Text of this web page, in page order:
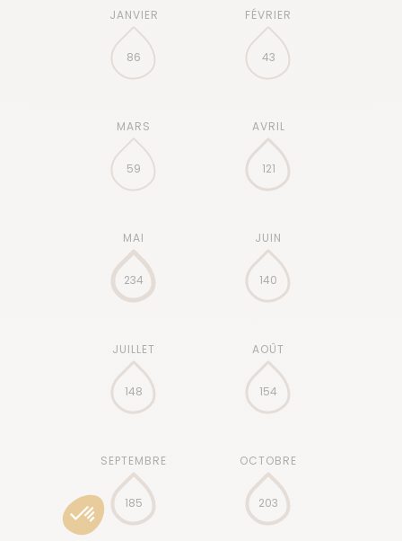
86 43
59 121
234 140
148 154
185 203